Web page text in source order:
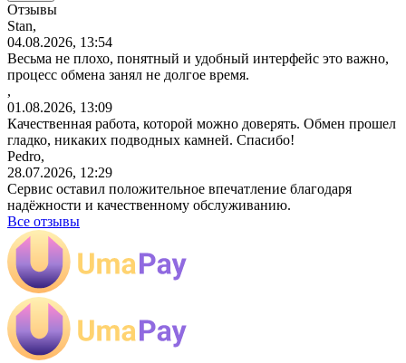
Отзывы
Stan,
04.08.2026, 13:54
Весьма не плохо, понятный и удобный интерфейс это важно,
процесс обмена занял не долгое время.
,
01.08.2026, 13:09
Качественная работа, которой можно доверять. Обмен прошел
гладко, никаких подводных камней. Спасибо!
Pedro,
28.07.2026, 12:29
Сервис оставил положительное впечатление благодаря
надёжности и качественному обслуживанию.
Все отзывы